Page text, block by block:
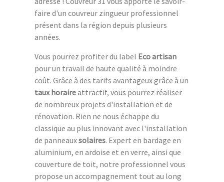
faire d'un couvreur zingueur professionnel
présent dans la région depuis plusieurs
années.
Vous pourrez profiter du label Eco artisan
pour un travail de haute qualité à moindre
coût. Grâce à des tarifs avantageux grâce à un
taux horaireattractif, vous pourrez réaliser
de nombreux projets d'installation et de
rénovation. Rien ne nous échappe du
classique au plus innovant avec l'installation
de panneauxsolaires. Expert en bardage en
aluminium, en ardoise et en verre, ainsi que
couverture de toit, notre professionnel vous
propose un accompagnement tout au long